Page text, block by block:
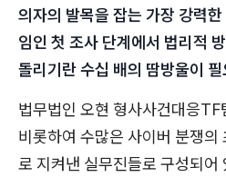
의자의 발목을 잡는 가장 강력
임인 첫 조사 단계에서 법리적
돌리기란 수십 배의 땀방울이
법무법인 오현 형사사건대응
비롯하여 수많은 사이버 분쟁
로 지켜낸 실무진들로 구성되어